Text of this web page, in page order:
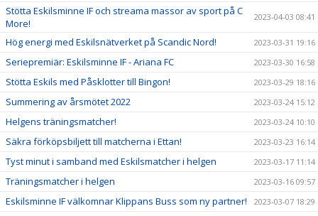
Stötta Eskilsminne IF och streama massor av sport på C
More!
2023-04-03 08:41
Hög energi med Eskilsnätverket på Scandic Nord! 2023-03-31 19:16
Seriepremiär: Eskilsminne IF - Ariana FC 2023-03-30 16:58
Stötta Eskils med Påsklotter till Bingon! 2023-03-29 18:16
Summering av årsmötet 2022 2023-03-24 15:12
Helgens träningsmatcher! 2023-03-24 10:10
Säkra förköpsbiljett till matcherna i Ettan! 2023-03-23 16:14
Tyst minut i samband med Eskilsmatcher i helgen 2023-03-17 11:14
Träningsmatcher i helgen 2023-03-16 09:57
Eskilsminne IF välkomnar Klippans Buss som ny partner! 2023-03-07 18:29